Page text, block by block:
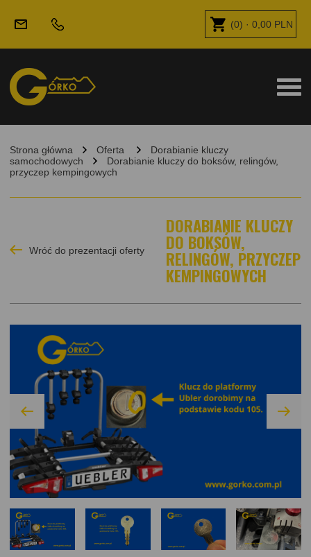
(0) · 0,00 PLN
Strona główna Oferta
Dorabianie kluczy
samochodowych
Dorabianie kluczy do boksów, relingów,
przyczep kempingowych
Wróć do prezentacji oferty
DORABIANIE KLUCZY
DO BOKSÓW,
RELINGÓW, PRZYCZEP
KEMPINGOWYCH